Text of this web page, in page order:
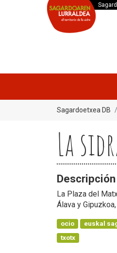
Sagardoetxea DB
La
Descripción
La Plaza del
Álava y
ocio euskal
txotx